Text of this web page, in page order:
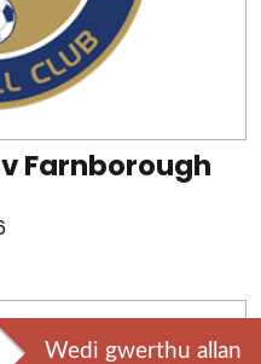
Farnborough
Wedi gwerthu allan